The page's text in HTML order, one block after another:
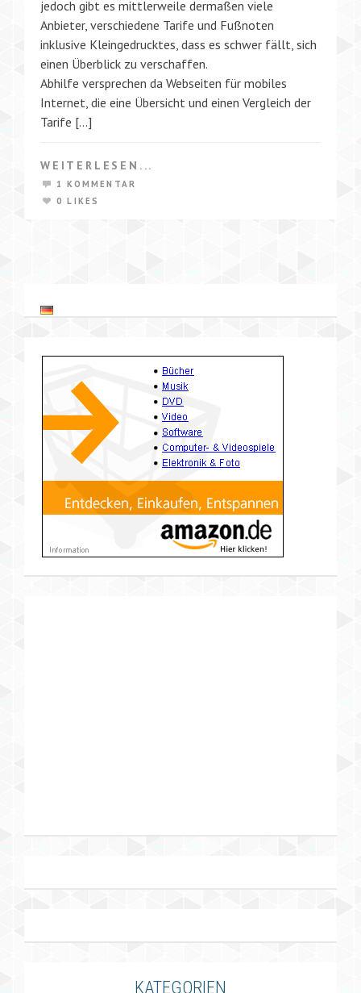
jedoch gibt es mittlerweile dermaßen viele
Anbieter, verschiedene Tarife und Fußnoten
inklusive Kleingedrucktes, dass es schwer fällt, sich
einen Überblick zu verschaffen.
Abhilfe versprechen da Webseiten für mobiles
Internet, die eine Übersicht und einen Vergleich der
Tarife […]
WEITERLESEN...
1 KOMMENTAR
0 LIKES
KATEGORIEN